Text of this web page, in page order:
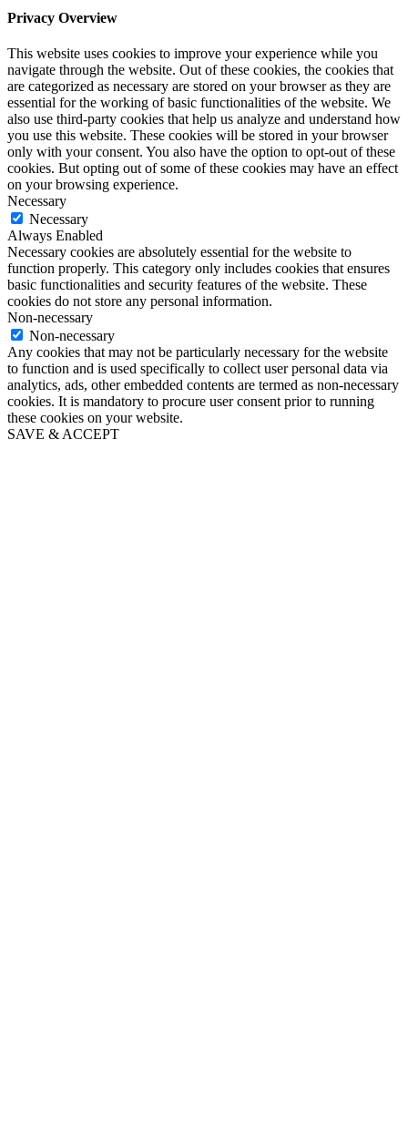
Privacy Overview
This website uses cookies to improve your experience while you
navigate through the website. Out of these cookies, the cookies that
are categorized as necessary are stored on your browser as they are
essential for the working of basic functionalities of the website. We
also use third-party cookies that help us analyze and understand how
you use this website. These cookies will be stored in your browser
only with your consent. You also have the option to opt-out of these
cookies. But opting out of some of these cookies may have an effect
on your browsing experience.
Necessary
Necessary
Always Enabled
Necessary cookies are absolutely essential for the website to
function properly. This category only includes cookies that ensures
basic functionalities and security features of the website. These
cookies do not store any personal information.
Non-necessary
Non-necessary
Any cookies that may not be particularly necessary for the website
to function and is used specifically to collect user personal data via
analytics, ads, other embedded contents are termed as non-necessary
cookies. It is mandatory to procure user consent prior to running
these cookies on your website.
SAVE & ACCEPT